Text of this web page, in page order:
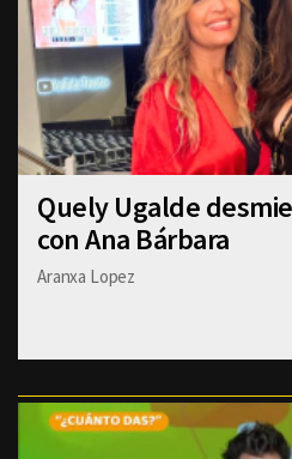
Quely Ugalde
con Ana Bárbara
Aranxa Lopez